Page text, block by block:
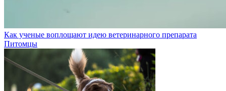
Как ученые воплощают идею ветеринарного препарата
Питомцы